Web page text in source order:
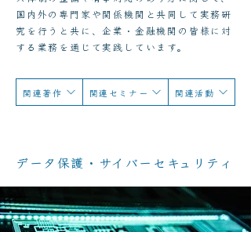
国内外の専門家や関係機関と共同して実務研
究を行うと共に、企業・金融機関の皆様に対
する業務を通じて実践しています。
関連セミナー
関連著作 関連活動
データ保護・サイバーセキュリティ